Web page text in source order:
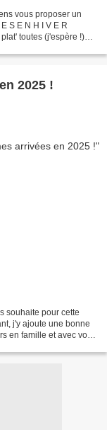
vous proposer un
S E N H I V E R
toutes (j'espère !)
2025 !
souhaite pour cette
j'y ajoute une bonne
en famille et avec vos